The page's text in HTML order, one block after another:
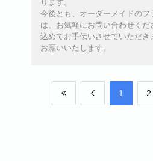
ります。
今後とも、オーダーメイドのフ
は、お気軽にお問い合わせく
込めてお手伝いさせていただき
お願いいたします。
​1 ​2